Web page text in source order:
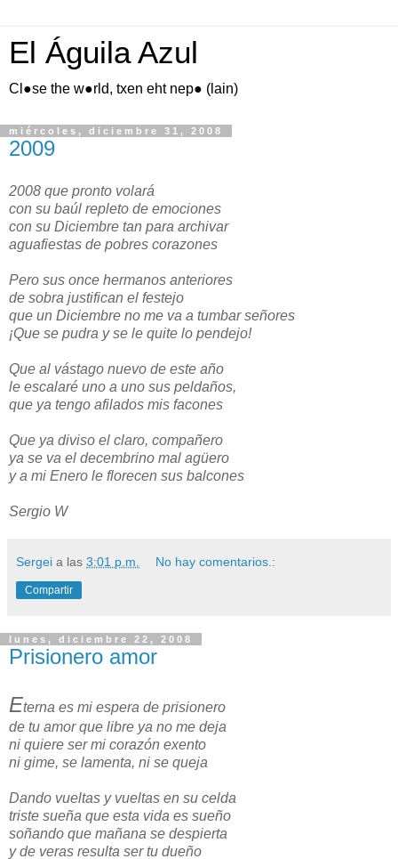
El Águila Azul
Cl●se the w●rld, txen eht nep● (lain)
miércoles, diciembre 31, 2008
2009
2008 que pronto volará
con su baúl repleto de emociones
con su Diciembre tan para archivar
aguafiestas de pobres corazones
Pero sus once hermanos anteriores
de sobra justifican el festejo
que un Diciembre no me va a tumbar señores
¡Que se pudra y se le quite lo pendejo!
Que al vástago nuevo de este año
le escalaré uno a uno sus peldaños,
que ya tengo afilados mis facones
Que ya diviso el claro, compañero
ya se va el decembrino mal agüero
y a mi Enero le florecen sus balcones
Sergio W
Sergei a las 3:01 p.m. No hay comentarios.:
Compartir
lunes, diciembre 22, 2008
Prisionero amor
Eterna es mi espera de prisionero
de tu amor que libre ya no me deja
ni quiere ser mi corazón exento
ni gime, se lamenta, ni se queja
Dando vueltas y vueltas en su celda
triste sueña que esta vida es sueño
soñando que mañana se despierta
y de veras resulta ser tu dueño